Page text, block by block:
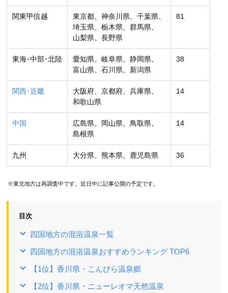
関東甲信越
東京都、神奈川県、千葉県、
埼玉県、栃木県、群馬県、
山梨県、長野県
81
東海･中部･北陸
愛知県、岐阜県、静岡県、
富山県、石川県、新潟県
38
関西･近畿
大阪府、京都府、兵庫県、
和歌山県
14
中国
広島県、岡山県、鳥取県、
島根県
14
九州 大分県、熊本県、鹿児島県 36
※東北地方は再調査中です。近日中に記事公開の予定です。
目次
四国地方の混浴温泉一覧
四国地方の混浴温泉おすすめランキング TOP6
【1位】香川県・こんぴら温泉郷
【2位】香川県・ニューレオマ天然温泉